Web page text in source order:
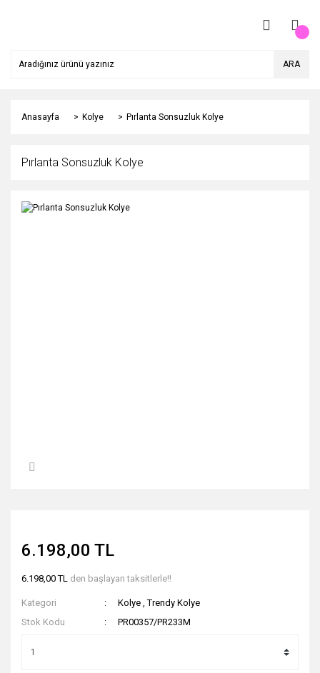
ARA
Anasayfa Kolye Pırlanta Sonsuzluk Kolye
Pırlanta Sonsuzluk Kolye
6.198,00 TL
6.198,00 TL den başlayan taksitlerle!!
Kategori Kolye ,Trendy Kolye
Stok Kodu
PR00357/PR233M